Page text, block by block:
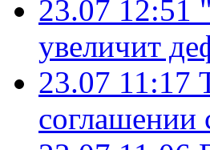
23.07 12:51
увеличит
23.07 11:17
соглашении